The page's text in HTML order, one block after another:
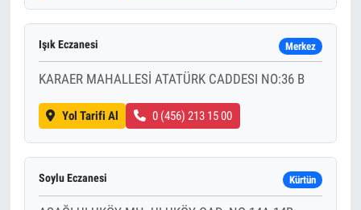
Işık Eczanesi Merkez
KARAER MAHALLESİ ATATÜRK CADDESI NO:36 B
Yol Tarifi Al 0 (456) 213 15 00
Soylu Eczanesi Kürtün